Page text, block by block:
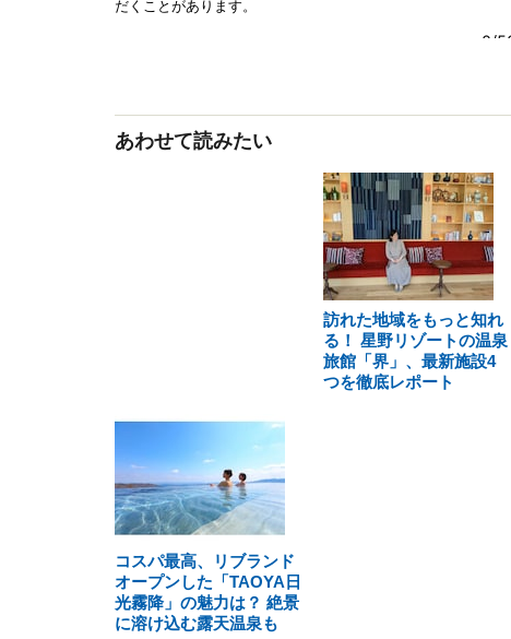
あわせて読みたい
訪れた地域をもっと知れ
る！ 星野リゾートの温泉
旅館「界」、最新施設4
つを徹底レポート
コスパ最高、リブランド
オープンした「TAOYA日
光霧降」の魅力は？ 絶景
に溶け込む露天温泉も